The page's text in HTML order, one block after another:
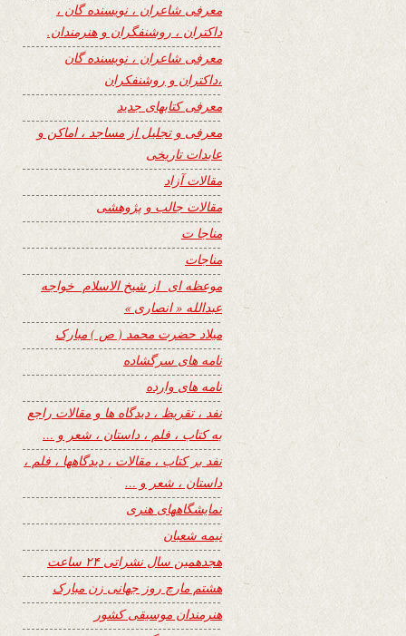
معرفی شاعران ، نویسنده گان ،
داکتران ، روشنفگران و هنرمندان.
معرفی شاعران ، نویسنده گان
،داکتران و روشنفکران
معرفی کتابهای جدید
معرفی و تجلیل از مساجد ، اماکن و
عابدات تاریخی
مقالات آزاد
مقالات جالب و پژوهشی
مناجا ت
مناجات
موعظه ای از شیخ الاسلام خواجه
عبدالله « انصاری »
میلاد حضرت محمد ( ص ) مبارک
نامه های سرگشاده
نامه های وارده
نفد ، تقریظ ، دیدگاه ها و مقالات راجع
به کتاب ، فلم ، داستان ، شعر و …
نفد بر کتاب ، مقالات ، دیدگاهها ، فلم ،
داستان ، شعر و …
نمایشگاههای هنری
نیمه شعبان
هجدهمین سال نشراتی ۲۴ ساعت
هشتم مارچ روز جهانی زن مبارک
هنرمندان موسیقی کشور